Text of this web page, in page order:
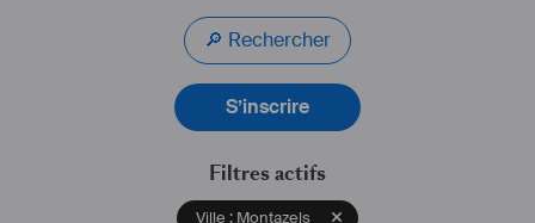
🔎 Rechercher
S’inscrire
Filtres actifs
Ville : Montazels